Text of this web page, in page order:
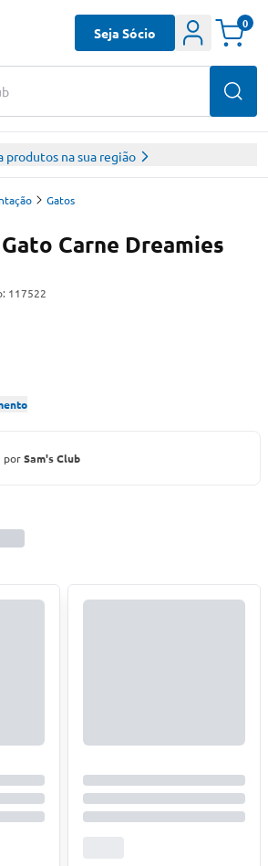
Seja Sócio
0
produtos na sua região
Gatos
Carne Dreamies
117522
porSam's Club